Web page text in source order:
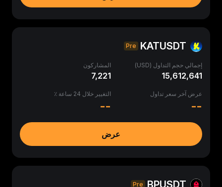
KATUSDT
Pre
إجمالي حجم التداول (USD)
15,612,641
المشاركون
7,221
عرض آخر سعر تداول
--
التغيير خلال 24 ساعة ٪
--
عرض
BPUSDT
Pre